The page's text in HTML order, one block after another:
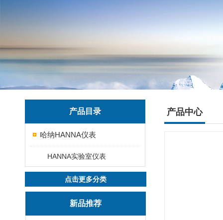
产品目录
哈纳HANNA仪表
HANNA实验室仪表
点击更多分类
新品推荐
产品中心